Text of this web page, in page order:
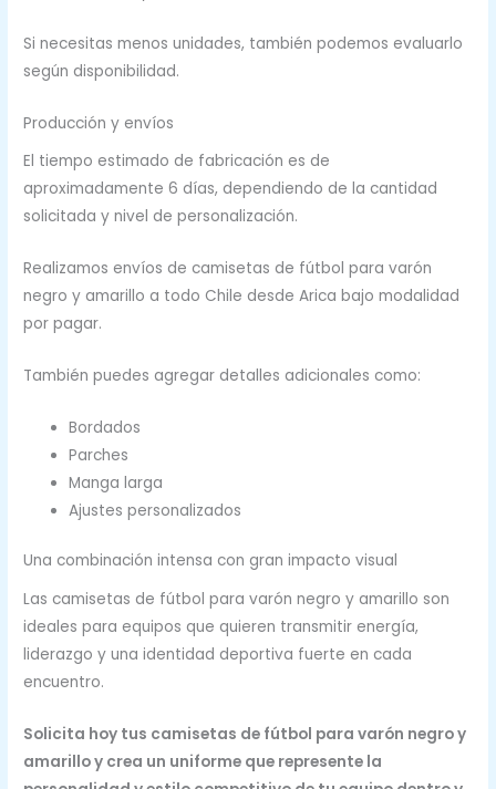
Si necesitas menos unidades, también podemos evaluarlo
según disponibilidad.
Producción y envíos
El tiempo estimado de fabricación es de
aproximadamente 6 días, dependiendo de la cantidad
solicitada y nivel de personalización.
Realizamos envíos de camisetas de fútbol para varón
negro y amarillo a todo Chile desde Arica bajo modalidad
por pagar.
También puedes agregar detalles adicionales como:
Bordados
Parches
Manga larga
Ajustes personalizados
Una combinación intensa con gran impacto visual
Las camisetas de fútbol para varón negro y amarillo son
ideales para equipos que quieren transmitir energía,
liderazgo y una identidad deportiva fuerte en cada
encuentro.
Solicita hoy tus camisetas de fútbol para varón negro y
amarillo y crea un uniforme que represente la